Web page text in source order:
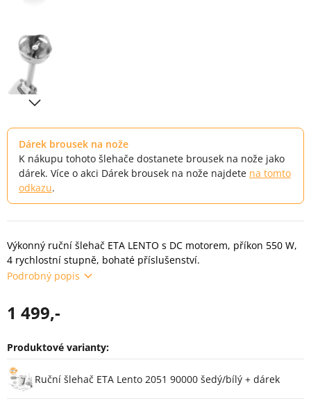
Dárek brousek na nože
K nákupu tohoto šlehače dostanete brousek na nože jako
dárek. Více o akci Dárek brousek na nože najdete na tomto
odkazu.
Výkonný ruční šlehač ETA LENTO s DC motorem, příkon 550 W,
4 rychlostní stupně, bohaté příslušenství.
Podrobný popis
1 499,-
Produktové varianty:
Varianty
Ruční šlehač ETA Lento 2051 90000 šedý/bílý + dárek